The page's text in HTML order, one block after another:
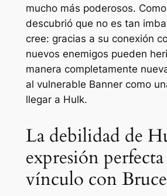
mucho más poderosos.
descubrió que no es tan
cree: gracias a su conexión
nuevos enemigos pueden
manera completamente
al vulnerable Banner como
llegar a Hulk.
La debilidad de
expresión perfecta
vínculo con